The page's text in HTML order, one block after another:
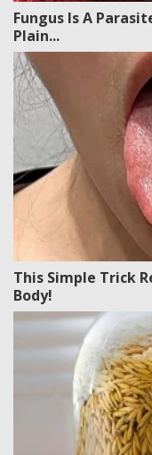
Fungus Is A
Plain...
This Simple Trick
Body!